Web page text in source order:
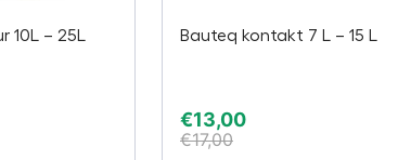
10L – 25L Bauteq kontakt 7 L – 15 L
€13,00
€17,00